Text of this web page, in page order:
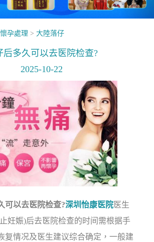
懷孕處理 > 大陸落仔
后多久可以去医院检查?
2025-10-22
可以去医院检查?深圳怡康医院医生
妊娠)后去医院检查的时间需根据手
复情况及医生建议综合确定，一般建